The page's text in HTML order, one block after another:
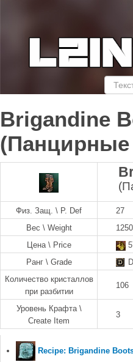
Brigandine
(Панцирные
Физ. Защ. \ P. Def
27
Вес \ Weight
1250
Цена \ Price
Ранг \ Grade
Количество кристаллов
при разбитии
106
Уровень Крафта \
Create Item
3
Recipe: Brigandine